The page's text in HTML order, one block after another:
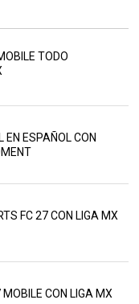
TODO
EN ESPAÑOL CON
FC 27 CON LIGA MX
CON LIGA MX